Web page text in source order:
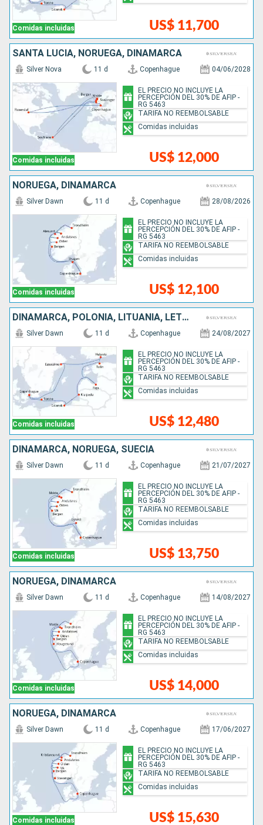
Comidas incluidas US$ 11,700
SANTA LUCIA, NORUEGA, DINAMARCA
Comidas incluidas
Silver Nova 11 d Copenhague 04/06/2028
US$ 12,000
EL PRECIO NO INCLUYE LA
PERCEPCIÓN DEL 30% DE AFIP -
RG 5463
TARIFA NO REEMBOLSABLE
Comidas incluidas
NORUEGA, DINAMARCA
Comidas incluidas
Silver Dawn 11 d Copenhague 28/08/2026
US$ 12,100
EL PRECIO NO INCLUYE LA
PERCEPCIÓN DEL 30% DE AFIP -
RG 5463
TARIFA NO REEMBOLSABLE
Comidas incluidas
DINAMARCA, POLONIA, LITUANIA, LETONIA, ESTONIA, FINLANDIA, SUECIA
Comidas incluidas
Silver Dawn 11 d Copenhague 24/08/2027
US$ 12,480
EL PRECIO NO INCLUYE LA
PERCEPCIÓN DEL 30% DE AFIP -
RG 5463
TARIFA NO REEMBOLSABLE
Comidas incluidas
DINAMARCA, NORUEGA, SUECIA
Comidas incluidas
Silver Dawn 11 d Copenhague 21/07/2027
US$ 13,750
EL PRECIO NO INCLUYE LA
PERCEPCIÓN DEL 30% DE AFIP -
RG 5463
TARIFA NO REEMBOLSABLE
Comidas incluidas
NORUEGA, DINAMARCA
Comidas incluidas
Silver Dawn 11 d Copenhague 14/08/2027
US$ 14,000
EL PRECIO NO INCLUYE LA
PERCEPCIÓN DEL 30% DE AFIP -
RG 5463
TARIFA NO REEMBOLSABLE
Comidas incluidas
NORUEGA, DINAMARCA
Comidas incluidas
Silver Dawn 11 d Copenhague 17/06/2027
US$ 15,630
EL PRECIO NO INCLUYE LA
PERCEPCIÓN DEL 30% DE AFIP -
RG 5463
TARIFA NO REEMBOLSABLE
Comidas incluidas